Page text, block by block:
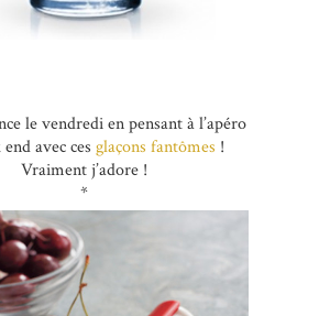
le vendredi en pensant à l’apéro
avec ces glaçons fantômes !
Vraiment j’adore !
*